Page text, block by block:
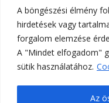
A böngészési élmény
hirdetések vagy
forgalom elemzése
A "Mindet elfogadom"
sütik használatához.
Az